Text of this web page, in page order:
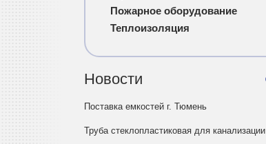
Пожарное оборудование
Теплоизоляция
Новости
Поставка емкостей г. Тюмень
Труба стеклопластиковая для канализации